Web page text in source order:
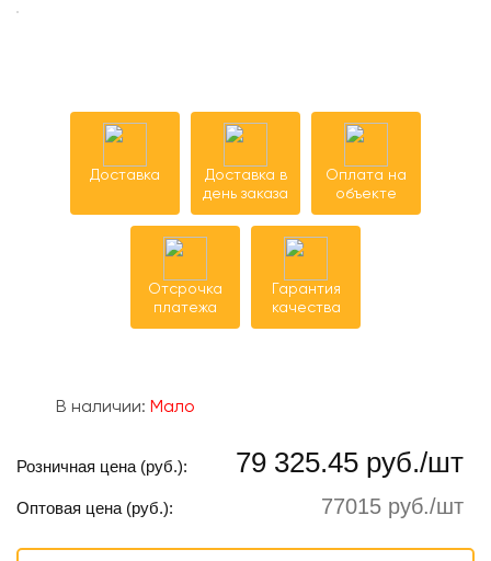
Доставка
Доставка в
день заказа
Оплата на
объекте
Отсрочка
платежа
Гарантия
качества
В наличии: Мало
Розничная цена (руб.): 79 325.45 руб./шт
Оптовая цена (руб.): 77015 руб./шт